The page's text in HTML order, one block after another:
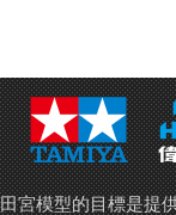
田宮模型的目標是提